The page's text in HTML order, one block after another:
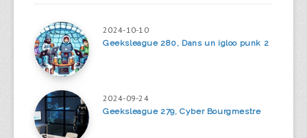
2024-10-10
Geeksleague 280, Dans un igloo punk 2
2024-09-24
Geeksleague 279, Cyber Bourgmestre